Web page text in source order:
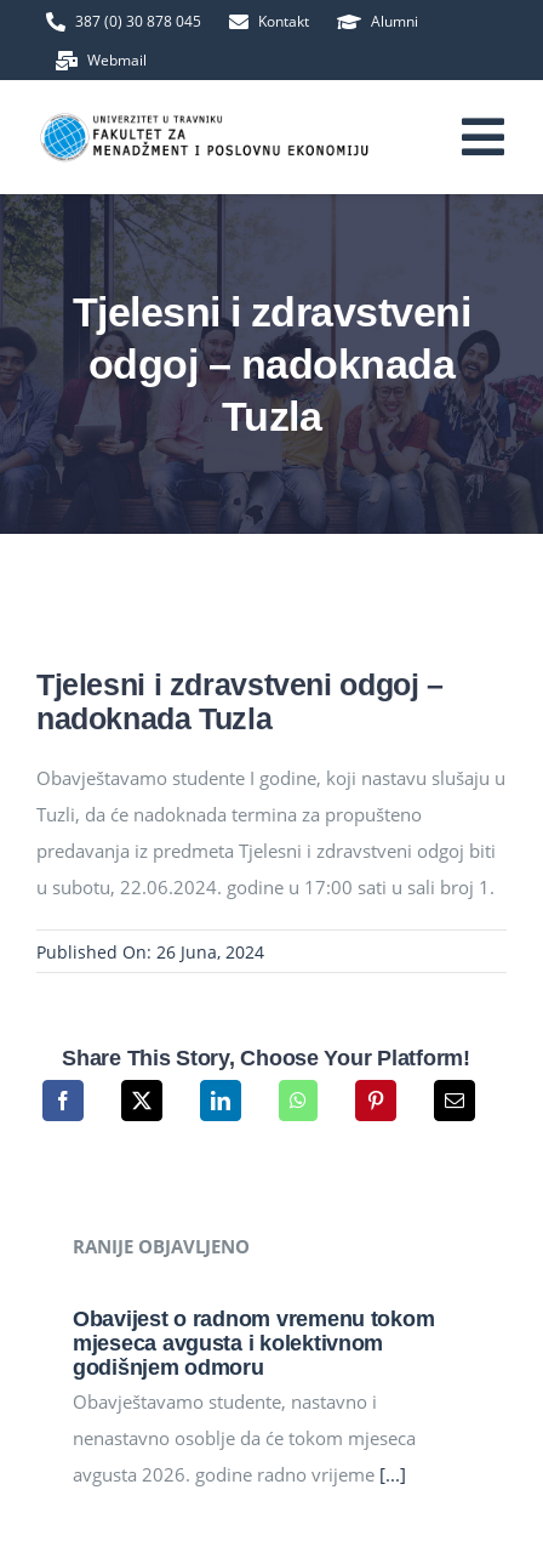
387 (0) 30 878 045 Kontakt
Alumni
Webmail
Početna
Fakultet
Upis
Studij
Međunarodna saradnja
Tjelesni i zdravstveni
odgoj – nadoknada
Tuzla
Tjelesni i zdravstveni odgoj –
nadoknada Tuzla
Obavještavamo studente I godine, koji nastavu slušaju u
Tuzli, da će nadoknada termina za propušteno
predavanja iz predmeta Tjelesni i zdravstveni odgoj biti
u subotu, 22.06.2024. godine u 17:00 sati u sali broj 1.
Published On: 26 Juna, 2024
Share This Story, Choose Your Platform!
RANIJE OBJAVLJENO
Obavijest o radnom vremenu tokom
mjeseca avgusta i kolektivnom
godišnjem odmoru
Obavještavamo studente, nastavno i
nenastavno osoblje da će tokom mjeseca
avgusta 2026. godine radno vrijeme [...]